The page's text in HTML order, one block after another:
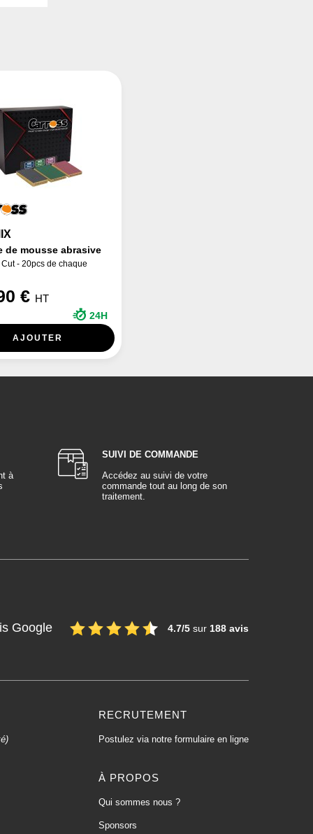
de mousse abrasive
- 20pcs de chaque
€ HT
24H
AJOUTER
à
SUIVI DE COMMANDE
Accédez au suivi de votre
commande tout au long de son
traitement.
Google 4.7/5 sur 188 avis
RECRUTEMENT
Postulez via notre formulaire en ligne
À PROPOS
Qui sommes nous ?
Sponsors